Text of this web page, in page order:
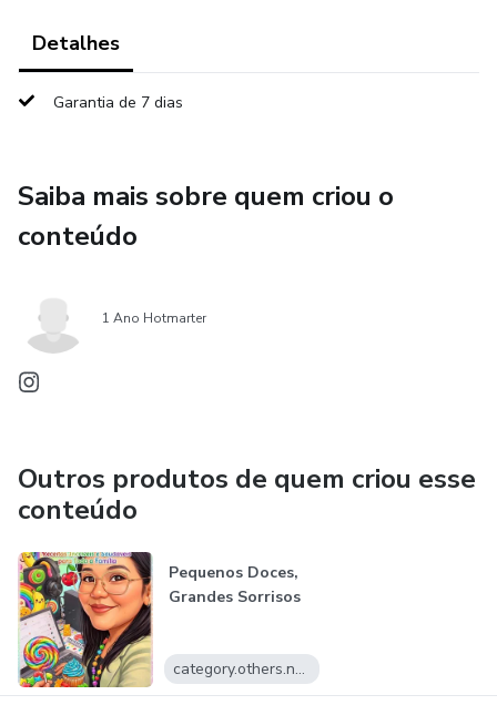
Detalhes
Garantia de 7 dias
Saiba mais sobre quem criou o
conteúdo
1 Ano Hotmarter
Outros produtos de quem criou esse
conteúdo
Pequenos Doces,
Grandes Sorrisos
category.others.name